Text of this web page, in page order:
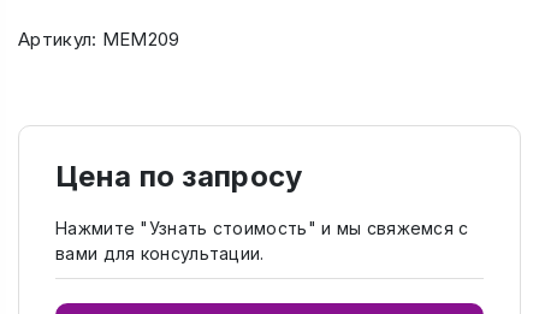
Артикул: МЕМ209
Цена по запросу
Нажмите "Узнать стоимость" и мы свяжемся с
вами для консультации.